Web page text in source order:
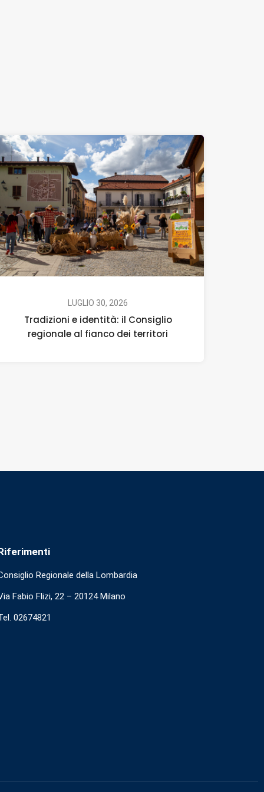
LUGLIO 30, 2026
Tradizioni e identità: il Consiglio
regionale al fianco dei territori
Regionale della Lombardia
Fabio Flizi, 22 – 20124 Milano
02674821